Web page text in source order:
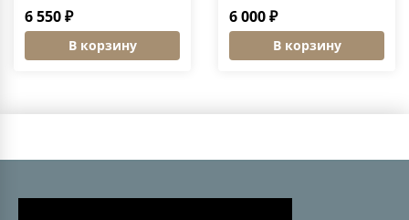
6 550 ₽
В корзину
6 000 ₽
В корзину